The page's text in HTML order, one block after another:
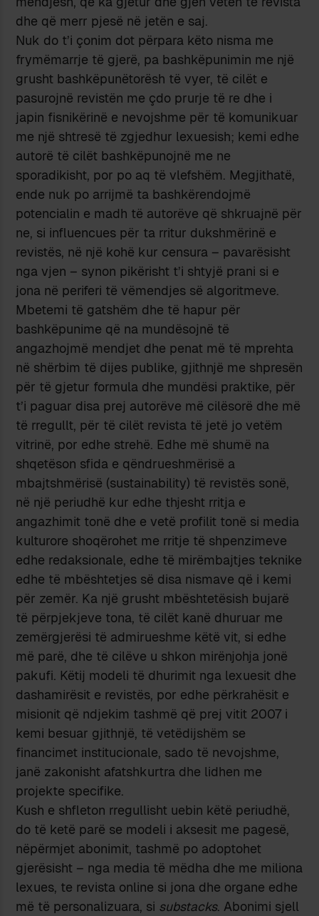
dhe që merr pjesë në jetën e saj.
Nuk do t’i çonim dot përpara këto nisma me
frymëmarrje të gjerë, pa bashkëpunimin me një
grusht bashkëpunëtorësh të vyer, të cilët e
pasurojnë revistën me çdo prurje të re dhe i
japin fisnikërinë e nevojshme për të komunikuar
me një shtresë të zgjedhur lexuesish; kemi edhe
autorë të cilët bashkëpunojnë me ne
sporadikisht, por po aq të vlefshëm. Megjithatë,
ende nuk po arrijmë ta bashkërendojmë
potencialin e madh të autorëve që shkruajnë për
ne, si influencues për ta rritur dukshmërinë e
revistës, në një kohë kur censura – pavarësisht
nga vjen – synon pikërisht t’i shtyjë prani si e
jona në periferi të vëmendjes së algoritmeve.
Mbetemi të gatshëm dhe të hapur për
bashkëpunime që na mundësojnë të
angazhojmë mendjet dhe penat më të mprehta
në shërbim të dijes publike, gjithnjë me shpresën
për të gjetur formula dhe mundësi praktike, për
t’i paguar disa prej autorëve më cilësorë dhe më
të rregullt, për të cilët revista të jetë jo vetëm
vitrinë, por edhe strehë. Edhe më shumë na
shqetëson sfida e qëndrueshmërisë a
mbajtshmërisë (sustainability) të revistës sonë,
në një periudhë kur edhe thjesht rritja e
angazhimit tonë dhe e vetë profilit tonë si media
kulturore shoqërohet me rritje të shpenzimeve
edhe redaksionale, edhe të mirëmbajtjes teknike
edhe të mbështetjes së disa nismave që i kemi
për zemër. Ka një grusht mbështetësish bujarë
të përpjekjeve tona, të cilët kanë dhuruar me
zemërgjerësi të admirueshme këtë vit, si edhe
më parë, dhe të cilëve u shkon mirënjohja jonë
pakufi. Këtij modeli të dhurimit nga lexuesit dhe
dashamirësit e revistës, por edhe përkrahësit e
misionit që ndjekim tashmë që prej vitit 2007 i
kemi besuar gjithnjë, të vetëdijshëm se
financimet institucionale, sado të nevojshme,
janë zakonisht afatshkurtra dhe lidhen me
projekte specifike.
Kush e shfleton rregullisht uebin këtë periudhë,
do të ketë parë se modeli i aksesit me pagesë,
nëpërmjet abonimit, tashmë po adoptohet
gjerësisht – nga media të mëdha dhe me miliona
lexues, te revista online si jona dhe organe edhe
më të personalizuara, si substacks. Abonimi sjell